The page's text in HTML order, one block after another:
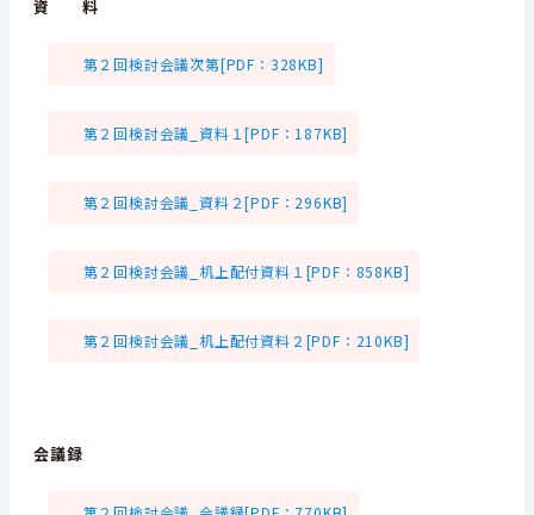
資 料
第２回検討会議次第[PDF：328KB]
第２回検討会議_資料１[PDF：187KB]
第２回検討会議_資料２[PDF：296KB]
第２回検討会議_机上配付資料１[PDF：858KB]
第２回検討会議_机上配付資料２[PDF：210KB]
会議録